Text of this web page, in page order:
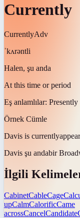
Currently
CurrentlyAdv
ˈkʌrəntli
Halen, şu anda
At this time or period
Eş anlamlılar: Presently
Örnek Cümle
Davis is currently
Davis şu andabir
İlgili
CabinetCableCage
upCalmCalorificCame
acrossCancelCandidate